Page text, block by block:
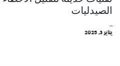
الصيدليات
...
يناير 3, 2025